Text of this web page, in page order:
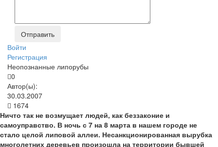
Войти
Регистрация
Неопознанные липорубы
0
Автор(ы):
30.03.2007
1674
Ничто так не возмущает людей, как беззаконие и
самоуправство. В ночь с 7 на 8 марта в нашем городе не
стало целой липовой аллеи. Несанкционированная вырубка
многолетних деревьев произошла на территории бывшей